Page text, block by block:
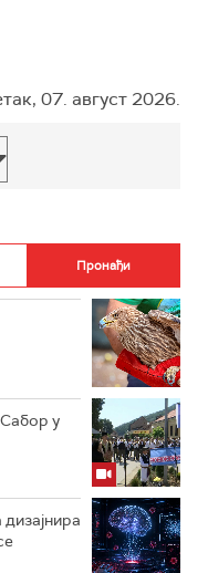
07. август 2026.
Сабор у